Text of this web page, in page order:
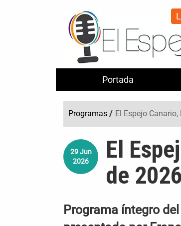
Portada
Programas / El Espejo
29 Jun
2026
El
de 2026
Programa íntegro